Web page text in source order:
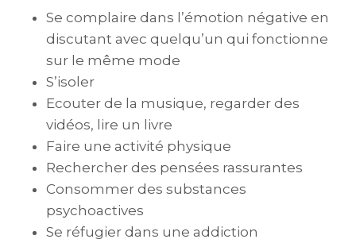
Se complaire dans l’émotion négative en
discutant avec quelqu’un qui fonctionne
sur le même mode
S’isoler
Ecouter de la musique, regarder des
vidéos, lire un livre
Faire une activité physique
Rechercher des pensées rassurantes
Consommer des substances
psychoactives
Se réfugier dans une addiction